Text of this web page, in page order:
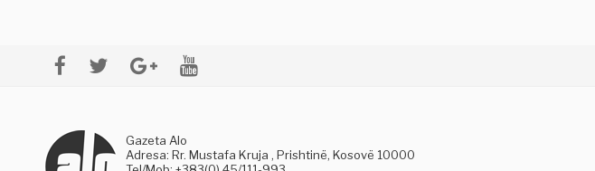
Gazeta Alo
Adresa: Rr. Mustafa Kruja , Prishtinë, Kosovë 10000